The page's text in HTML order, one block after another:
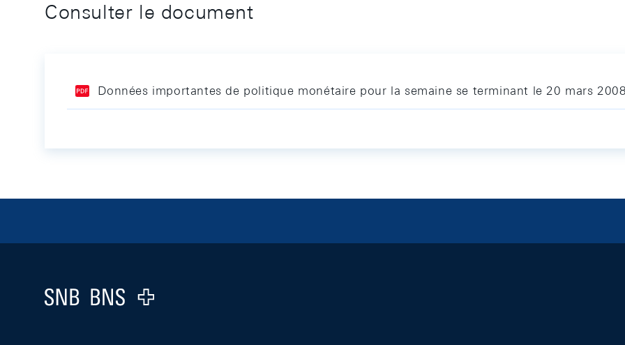
Consulter le document
Données importantes de politique monétaire pour la semaine se terminant le 20 mars
Logo